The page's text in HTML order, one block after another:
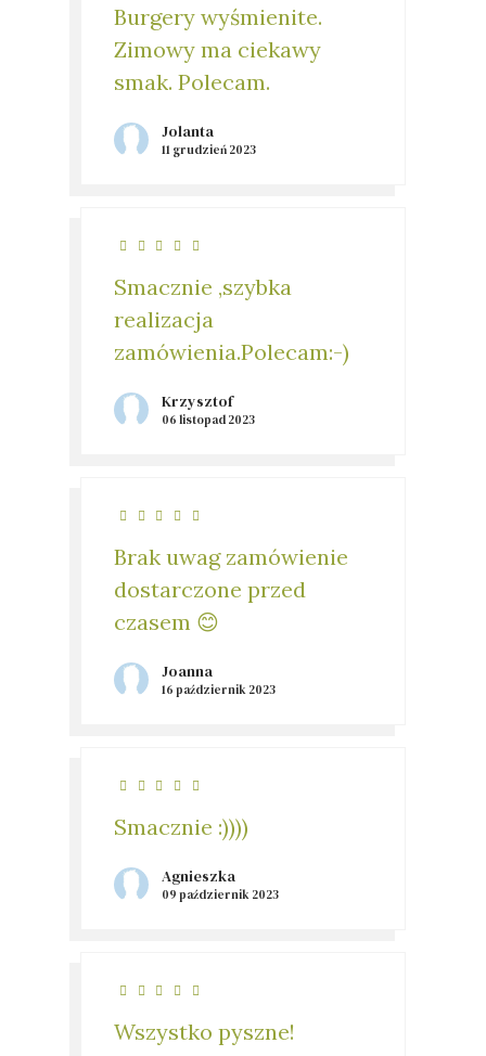
Burgery wyśmienite.
Zimowy ma ciekawy
smak. Polecam.
Jolanta
11 grudzień 2023
Smacznie ,szybka
realizacja
zamówienia.Polecam:⁠-⁠)
Krzysztof
06 listopad 2023
Brak uwag zamówienie
dostarczone przed
czasem 😊
Joanna
16 październik 2023
Smacznie :))))
Agnieszka
09 październik 2023
Wszystko pyszne!